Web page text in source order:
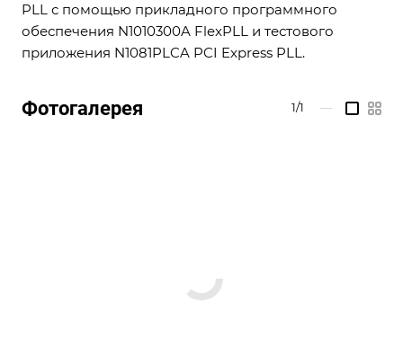
PLL с помощью прикладного программного
обеспечения N1010300A FlexPLL и тестового
приложения N1081PLCA PCI Express PLL.
Фотогалерея 1/1 —